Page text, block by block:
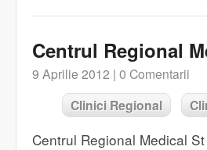
Centrul Regional
9 Aprilie 2012 | 0 Comentarii
Clinici Regional
Centrul Regional Medical